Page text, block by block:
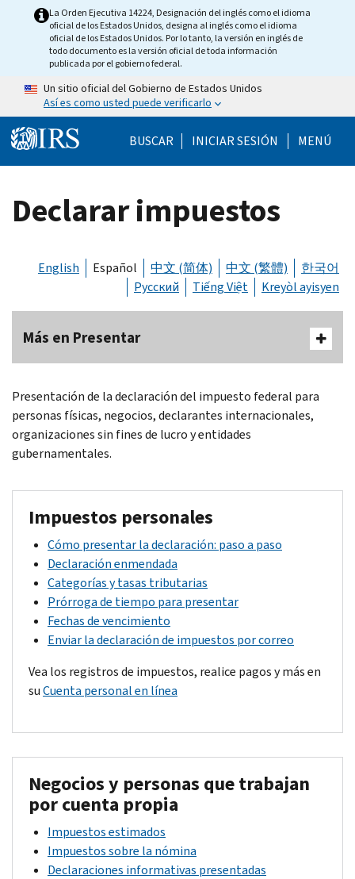
Skip to main content
La Orden Ejecutiva 14224, Designación del inglés como el idioma
oficial de los Estados Unidos, designa al inglés como el idioma
oficial de los Estados Unidos. Por lo tanto, la versión en inglés de
todo documento es la versión oficial de toda información
publicada por el gobierno federal.
Un sitio oficial del Gobierno de Estados Unidos
Así es como usted puede verificarlo
BUSCAR Help Menu Mobile
INICIAR SESIÓN MENÚ
Declarar impuestos
English Español 中文 (简体) 中文 (繁體)
한국어
Русский
Tiếng Việt Kreyòl ayisyen
Más en Presentar
Presentación de la declaración del impuesto federal para
personas físicas, negocios, declarantes internacionales,
organizaciones sin fines de lucro y entidades
gubernamentales.
Impuestos personales
Cómo presentar la declaración: paso a paso
Declaración enmendada
Categorías y tasas tributarias
Prórroga de tiempo para presentar
Fechas de vencimiento
Enviar la declaración de impuestos por correo
Vea los registros de impuestos, realice pagos y más en
suCuenta personal en línea
Negocios y personas que trabajan
por cuenta propia
Impuestos estimados
Impuestos sobre la nómina
Declaraciones informativas presentadas